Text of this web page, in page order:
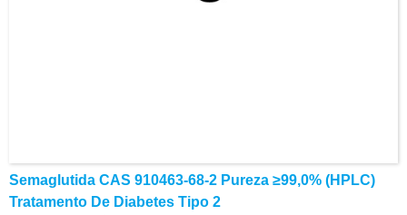
Semaglutida CAS 910463-68-2 Pureza ≥99,0% (HPLC)
Tratamento De Diabetes Tipo 2